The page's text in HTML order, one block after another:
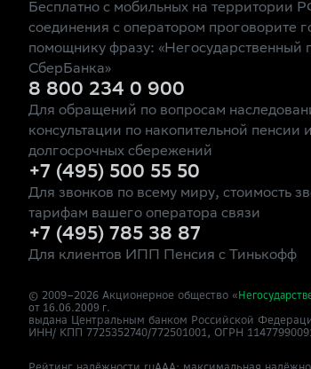
Бесплатно с мобильных на территории
соединения с оператором проговорите
помощнику фразу: «Негосударственный
СберБанка»
8 800 234 0 900
Для обращений по вопросам
консультации по накопительной пенсии
долгосрочных сбережений
+7 (495) 500 55 50
Для звонков по всему миру, стоимость
тарифам вашего оператора связи
+7 (495) 785 38 87
Для клиентов ИПП Пенсия с Тинькофф
© 2009–2026 Акционерное общество «
от 16.06.2009 г.
выдана Центральным банком Российской
ИНН/ КПП 7725352740/772501001, ОГРН